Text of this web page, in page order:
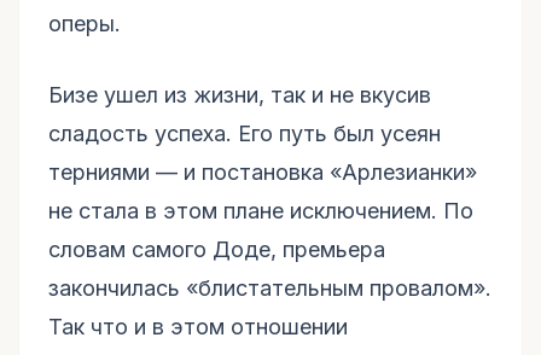
оперы.
Бизе ушел из жизни, так и не вкусив
сладость успеха. Его путь был усеян
терниями — и постановка «Арлезианки»
не стала в этом плане исключением. По
словам самого Доде, премьера
закончилась «блистательным провалом».
Так что и в этом отношении